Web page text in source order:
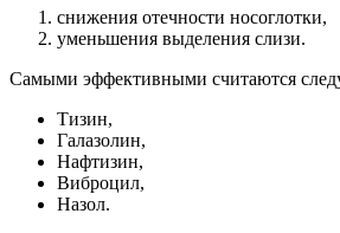
снижения отечности носоглотки,
уменьшения выделения слизи.
Самыми эффективными считаются
Тизин,
Галазолин,
Нафтизин,
Виброцил,
Назол.